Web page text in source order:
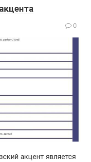
0
акцент является